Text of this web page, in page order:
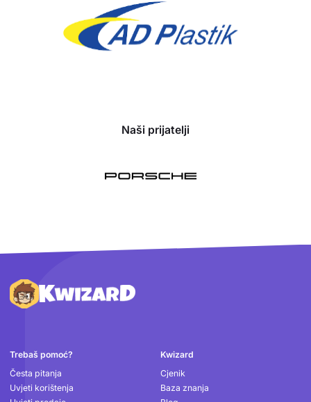
Naši prijatelji
Podnožje
Trebaš pomoć?
Česta pitanja
Uvjeti korištenja
Kwizard
Cjenik
Baza znanja